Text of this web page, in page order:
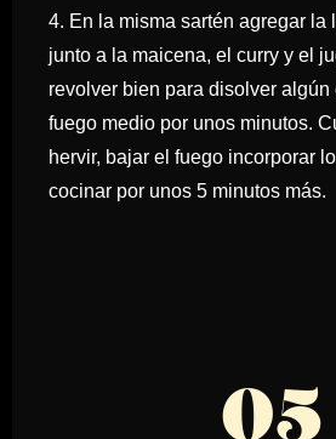
4. En la misma sartén agregar la
junto a la maicena, el curry y el
revolver bien para disolver algún
fuego medio por unos minutos.
hervir, bajar el fuego incorporar
cocinar por unos 5 minutos más.
05